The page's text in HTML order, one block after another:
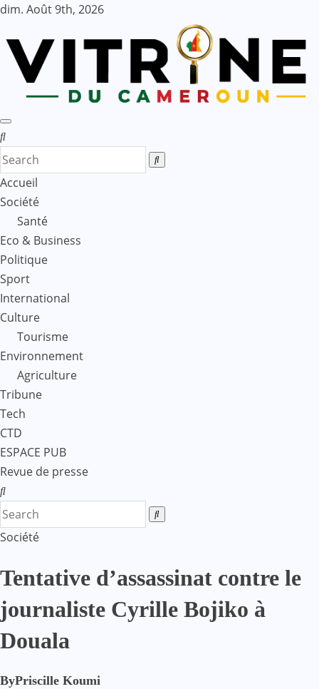
Skip
content
dim. Août 9th, 2026
Accueil
Société
Santé
Eco & Business
Politique
Sport
International
Culture
Tourisme
Environnement
Agriculture
Tribune
Tech
CTD
ESPACE PUB
Revue de presse
Société
Tentative d’assassinat contre le
journaliste Cyrille Bojiko à
Douala
ByPriscille Koumi